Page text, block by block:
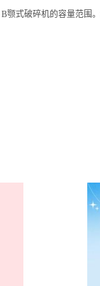
式破碎机的容量范围。